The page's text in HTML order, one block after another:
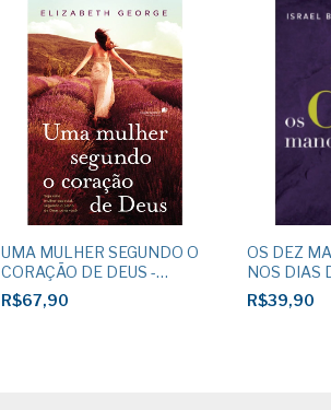
UMA MULHER SEGUNDO O
CORAÇÃO DE DEUS -
Elizabeth George
R$67,90
OS DEZ
NOS DIAS
Belo de
R$39,90